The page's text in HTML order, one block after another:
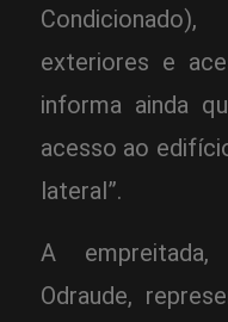
exteriores e
informa ainda
acesso ao
lateral”.
A
Odraude,